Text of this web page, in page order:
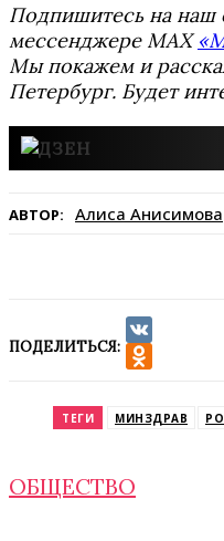
Подпишитесь на наш
мессенджере MAX
Мы покажем и
Петербург. Будет
АВТОР: Алиса Анисимова
ПОДЕЛИТЬСЯ:
VK
ТЕГИ МИНЗДРАВ
ОБЩЕСТВО